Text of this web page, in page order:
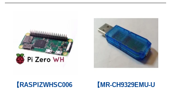
【RASPIZWHSC006
【MR-CH9329EMU-U